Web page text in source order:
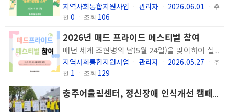
지역사회통합지원사업 관리자 2026.06.01
추
천 0 조회 106
2026년 매드 프라이드 페스티벌 참여
매년 세계 조현병의 날(5월 24일)을 맞이하여 실시하는 매드 프라이드 페스티벌에 참여하였습니다. 우리의 모습과 목소리에 관심 갖는 시민들이 신기하고 보람 있는 시간이었습니다. 앞으로도 우리의 삶과 목소리를 자주 표현할 수 있길 바라봅니다.
지역사회통합지원사업 관리자 2026.05.27
추
천 1 조회 129
충주어울림센터, 정신장애 인식개선 캠페인 실시(한국장애인신문)